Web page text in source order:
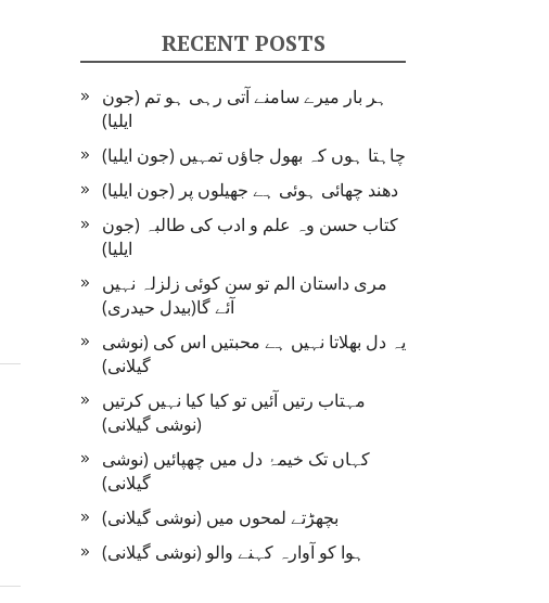
RECENT POSTS
ہر بار میرے سامنے آتی رہی ہو تم (جون
ایلیا)
چاہتا ہوں کہ بھول جاؤں تمہیں (جون ایلیا)
دھند چھائی ہوئی ہے جھیلوں پر (جون ایلیا)
کتاب حسن وہ علم و ادب کی طالبہ (جون
ایلیا)
مری داستان الم تو سن کوئی زلزلہ نہیں
آئے گا(بیدل حیدری)
یہ دل بھلاتا نہیں ہے محبتیں اس کی (نوشی
گیلانی)
مہتاب رتیں آئیں تو کیا کیا نہیں کرتیں
(نوشی گیلانی)
کہاں تک خیمۂ دل میں چھپائیں (نوشی
گیلانی)
بچھڑتے لمحوں میں (نوشی گیلانی)
ہوا کو آوارہ کہنے والو (نوشی گیلانی)